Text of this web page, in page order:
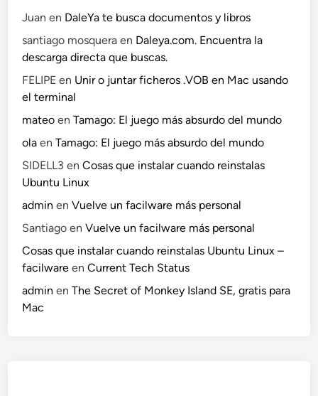
Juan en DaleYa te busca documentos y libros
santiago mosquera en Daleya.com. Encuentra la
descarga directa que buscas.
FELIPE en Unir o juntar ficheros .VOB en Mac usando
el terminal
mateo enTamago: El juego más absurdo del mundo
ola enTamago: El juego más absurdo del mundo
SIDELL3 enCosas que instalar cuando reinstalas
Ubuntu Linux
admin enVuelve un facilware más personal
Santiago enVuelve un facilware más personal
Cosas que instalar cuando reinstalas Ubuntu Linux –
facilware enCurrent Tech Status
admin enThe Secret of Monkey Island SE, gratis para
Mac